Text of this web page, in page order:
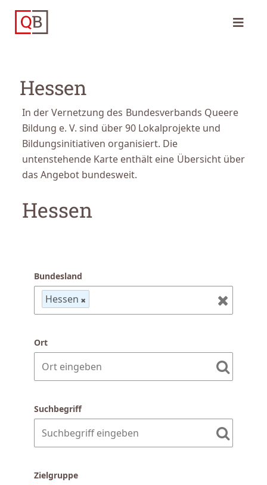
Hessen
In der Vernetzung des Bundesverbands Queere
Bildung e. V. sind über 90 Lokalprojekte und
Bildungsinitiativen organisiert. Die
untenstehende Karte enthält eine Übersicht über
das Angebot bundesweit.
Hessen
Bundesland
Hessen
Ort
Suchbegriff
Zielgruppe